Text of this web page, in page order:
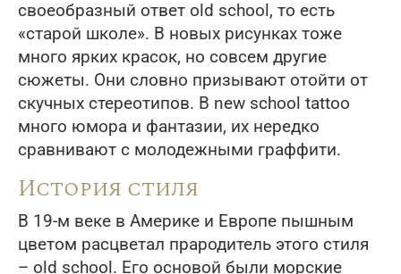
своеобразный ответ old school, то есть
«старой школе». В новых рисунках тоже
много ярких красок, но совсем другие
сюжеты. Они словно призывают отойти от
скучных стереотипов. В new school tattoo
много юмора и фантазии, их нередко
сравнивают с молодежными граффити.
История стиля
В 19-м веке в Америке и Европе пышным
цветом расцветал прародитель этого стиля
– old school. Его основой были морские